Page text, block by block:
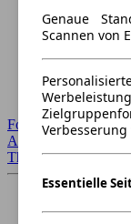
Forum Startseite
Alle Auto-Foren
Themen-Forum
Genaue
Scannen von
Essentielle